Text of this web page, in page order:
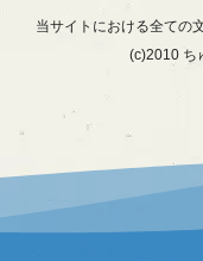
当サイトにおける全ての
(c)2010 ち